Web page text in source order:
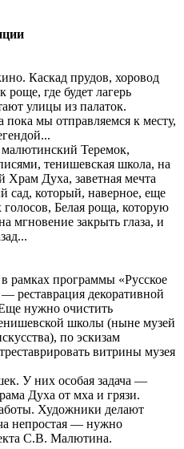
Каскад прудов, хоровод
роще, где будет лагерь
улицы из палаток.
пока мы отправляемся к месту,
Теремок,
тенишевская школа, на
Духа, заветная мечта
который, наверное, еще
Белая роща, которую
мгновение закрыть глаза, и
рамках программы «Русское
реставрация декоративной
нужно очистить
школы (ныне музей
по эскизам
витрины музея
У них особая задача —
Духа от мха и грязи.
Художники делают
непростая — нужно
С.В. Малютина.